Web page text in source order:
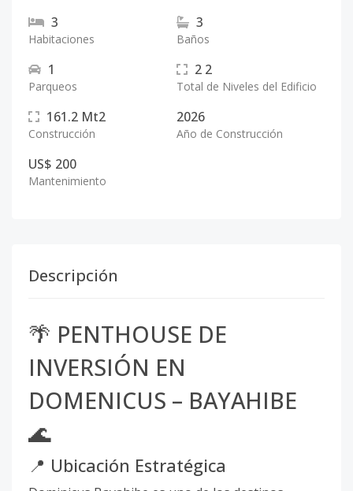
3
Habitaciones
3
Baños
1
Parqueos
2 2
Total de Niveles del Edificio
161.2 Mt2
Construcción
2026
Año de Construcción
US$ 200
Mantenimiento
Descripción
🌴 PENTHOUSE DE
INVERSIÓN EN
DOMENICUS – BAYAHIBE
🌊
📍 Ubicación Estratégica